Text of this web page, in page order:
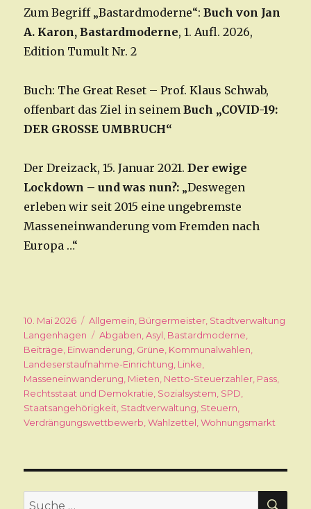
Zum Begriff „Bastardmoderne“:Buch von Jan
A. Karon, Bastardmoderne, 1. Aufl. 2026,
Edition Tumult Nr. 2
Buch: The Great Reset – Prof. Klaus Schwab,
offenbart das Ziel in seinemBuch „COVID-19:
DER GROSSE UMBRUCH“
Der Dreizack, 15. Januar 2021.Der ewige
Lockdown – und was nun?: „Deswegen
erleben wir seit 2015 eine ungebremste
Masseneinwanderung vom Fremden nach
Europa …“
Veröffentlicht
am
10. Mai 2026 Kategorien
Allgemein, Bürgermeister, Stadtverwaltung
Langenhagen
Schlagwörter
Abgaben,Asyl, Bastardmoderne,
Beiträge, Einwanderung, Grüne, Kommunalwahlen,
Landeserstaufnahme-Einrichtung, Linke,
Masseneinwanderung, Mieten, Netto-Steuerzahler, Pass,
Rechtsstaat und Demokratie, Sozialsystem, SPD,
Staatsangehörigkeit, Stadtverwaltung, Steuern,
Verdrängungswettbewerb,Wahlzettel,Wohnungsmarkt
Suche